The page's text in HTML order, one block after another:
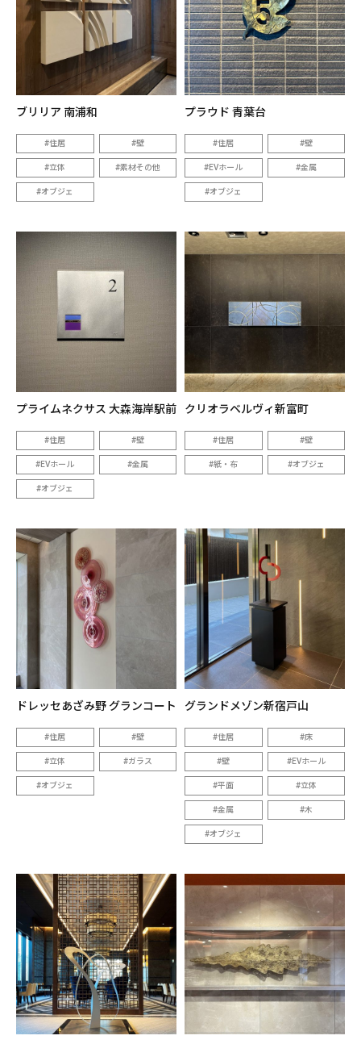
ブリリア 南浦和
住居 壁
立体 素材その他
オブジェ
プラウド 青葉台
住居 壁
EVホール 金属
オブジェ
プライムネクサス 大森海岸駅前
住居 壁
EVホール 金属
オブジェ
クリオラベルヴィ新富町
住居 壁
紙・布 オブジェ
ドレッセあざみ野 グランコート
住居 壁
立体 ガラス
オブジェ
グランドメゾン新宿戸山
住居 床
壁 EVホール
平面 立体
金属 木
オブジェ